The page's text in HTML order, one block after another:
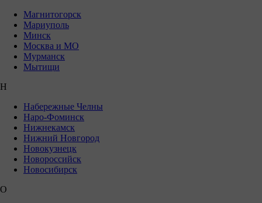
Магнитогорск
Мариуполь
Минск
Москва и МО
Мурманск
Мытищи
Н
Набережные Челны
Наро-Фоминск
Нижнекамск
Нижний Новгород
Новокузнецк
Новороссийск
Новосибирск
О